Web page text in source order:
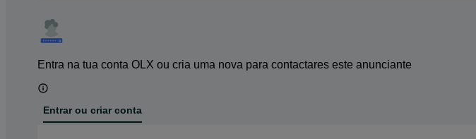
Entra na tua conta OLX ou cria uma nova para contactares este anunciante
Entrar ou criar conta